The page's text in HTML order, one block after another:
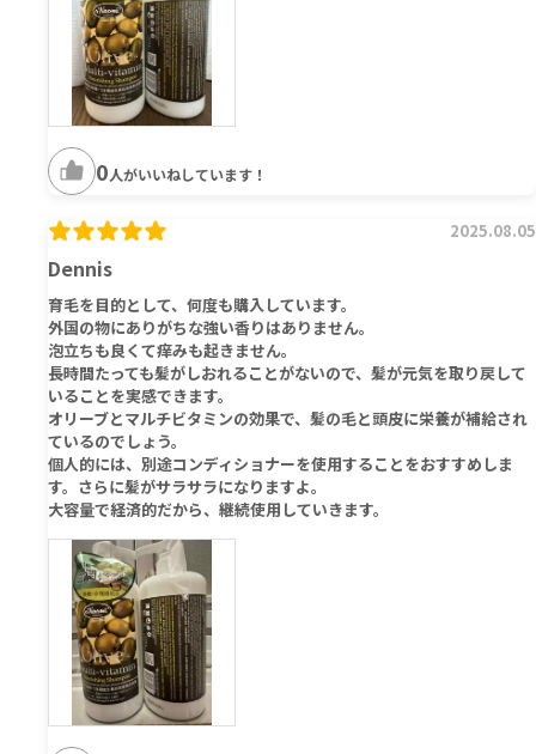
0人がいいねしています！
Dennis
2025.08.05
育毛を目的として、何度も購入しています。
外国の物にありがちな強い香りはありません。
泡立ちも良くて痒みも起きません。
長時間たっても髪がしおれることがないので、髪が元気を取り戻して
いることを実感できます。
オリーブとマルチビタミンの効果で、髪の毛と頭皮に栄養が補給され
ているのでしょう。
個人的には、別途コンディショナーを使用することをおすすめしま
す。さらに髪がサラサラになりますよ。
大容量で経済的だから、継続使用していきます。